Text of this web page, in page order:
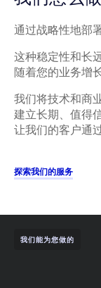
通过战略性地部
这种稳定性和长
随着您的业务增
我们将技术和商
建立长期、值得
让我们的客户通
探索我们的服务
我们能为您做的